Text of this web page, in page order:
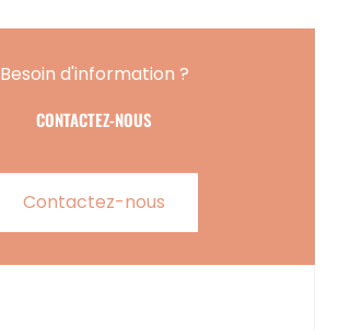
Besoin d'information ?
CONTACTEZ-NOUS
Contactez-nous